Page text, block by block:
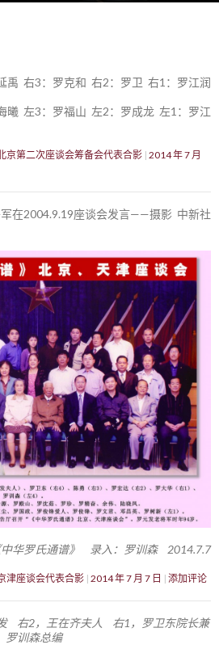
禹 右3：罗克和 右2：罗卫 右1：罗江润
曦 左3：罗福山 左2：罗成龙 左1：罗江
京第二次座谈会筹备会代表合影 2014 年 7 月
在2004.9.19座谈会发言——摄影 中新社
中华罗氏通谱》 录入：罗训森 2014.7.7
津座谈会代表合影 2014 年 7 月 7 日 添加评论
右2，王在齐夫人 右1，罗卫东院长兼
罗训森总编